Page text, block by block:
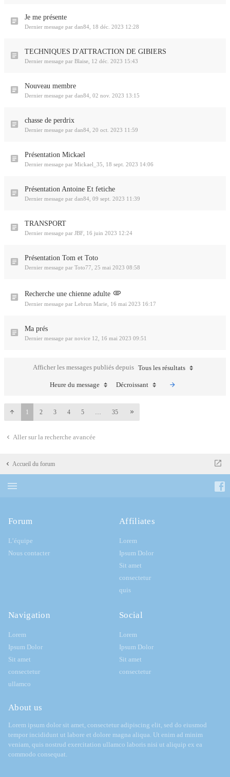
Je me présente
Dernier message par dan84 18 déc. 2023 12:28
TECHNIQUES D'ATTRACTION DE GIBIERS
Dernier message par Blaise 12 déc. 2023 15:43
Nouveau membre
Dernier message par dan84 02 nov. 2023 13:15
chasse de perdrix
Dernier message par dan84 20 oct. 2023 11:59
Présentation Mickael
Dernier message par Mickael_35 18 sept. 2023 14:06
Présentation Antoine Et fetiche
Dernier message par dan84 09 sept. 2023 11:39
TRANSPORT
Dernier message par JBF 16 juin 2023 12:24
Présentation Tom et Toto
Dernier message par Toto77 25 mai 2023 08:58
Recherche une chienne adulte
Dernier message par Lebrun Marie 16 mai 2023 16:17
Ma prés
Dernier message par novice 12 16 mai 2023 09:51
Afficher les messages publiés depuis Tous les résultats
Heure du message Décroissant
1 2 3 4 5 … 35
Aller sur la recherche avancée
Accueil du forum
Forum
L’équipe
Nous contacter
Affiliates
Lorem
Ipsum Dolor
Sit amet
consectetur
quis
Navigation
Lorem
Ipsum Dolor
Sit amet
consectetur
ullamco
Social
Lorem
Ipsum Dolor
Sit amet
consectetur
About us
Lorem ipsum dolor sit amet, consectetur adipiscing elit, sed do eiusmod
tempor incididunt ut labore et dolore magna aliqua. Ut enim ad minim
veniam, quis nostrud exercitation ullamco laboris nisi ut aliquip ex ea
commodo consequat.